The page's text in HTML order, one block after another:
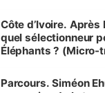
Côte d’Ivoire. Après
quel sélectionneur
Éléphants ? (Micro-
Parcours. Siméon